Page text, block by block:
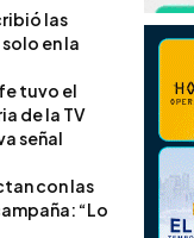
las
en la
tuvo el
de la TV
señal
con las
“Lo